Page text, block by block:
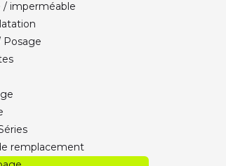
Élastomère)
PolyUrethane)
DE SURFACE
ULTRA - PLC (Polylactic
/ imperméable
Posage
remplacement